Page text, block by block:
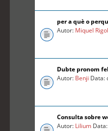
per a què o
Autor: Miquel
Dubte pronom
Autor: Benji Data:
Consulta sobre
Autor: Lilium